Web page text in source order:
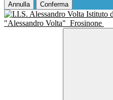
Annulla Conferma
Istituto
"Alessandro Volta" Frosinone